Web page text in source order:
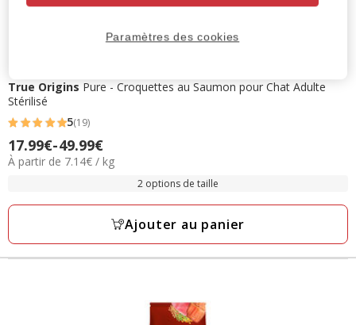
True Origins Pure - Croquettes au Saumon pour Chat Adulte
Stérilisé
5
étoiles
avec
avis
5(19)
Prix
de
17.99€-49.99€
7.14€
À partir de 7.14€ / kg
2 options de taille
Ajouter au panier
Paramètres des cookies